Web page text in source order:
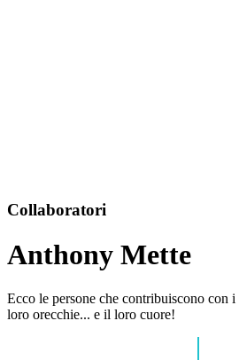
Collaboratori
Anthony Mette
Ecco le persone che contribuiscono con
loro orecchie... e il loro cuore!